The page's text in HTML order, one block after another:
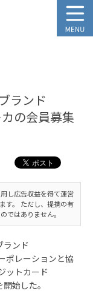
ランド
カの会員募集
し広告収益を得て運営
す。 ただし、提携の有
ではありません。
ランド
ポレーションと協
ットカード
始した。